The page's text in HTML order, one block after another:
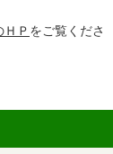
Ｐ をご覧くださ